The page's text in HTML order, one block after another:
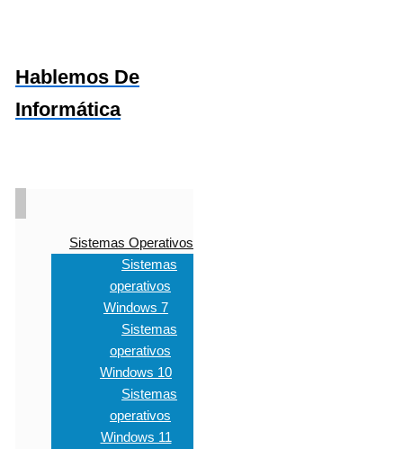
Hablemos De
Informática
Sistemas Operativos
Sistemas
operativos
Windows 7
Sistemas
operativos
Windows 10
Sistemas
operativos
Windows 11